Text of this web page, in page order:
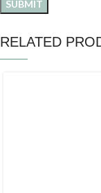
RELATED